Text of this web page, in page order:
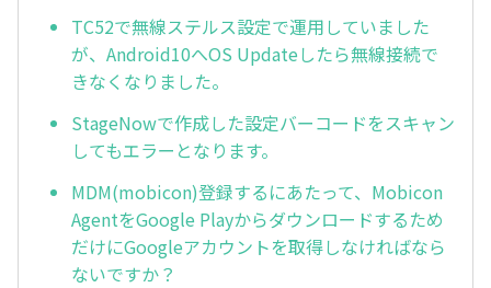
TC52で無線ステルス設定で運用していました
が、Android10へOS Updateしたら無線接続で
きなくなりました。
StageNowで作成した設定バーコードをスキャン
してもエラーとなります。
MDM(mobicon)登録するにあたって、Mobicon
AgentをGoogle Playからダウンロードするため
だけにGoogleアカウントを取得しなければなら
ないですか？